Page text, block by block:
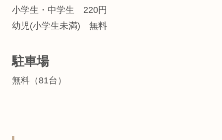
小学生・中学生 220円
幼児(小学生未満) 無料
駐車場
無料（81台）